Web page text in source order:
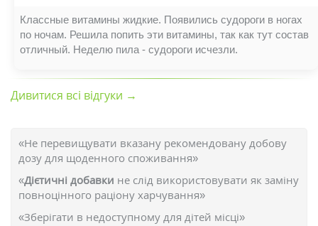
Классные витамины жидкие. Появились судороги в ногах
по ночам. Решила попить эти витамины, так как тут состав
отличный. Неделю пила - судороги исчезли.
Дивитися всі відгуки →
«Не перевищувати вказану рекомендовану добову
дозу для щоденного споживання»
«Дієтичні добавки не слід використовувати як заміну
повноцінного раціону харчування»
«Зберігати в недоступному для дітей місці»